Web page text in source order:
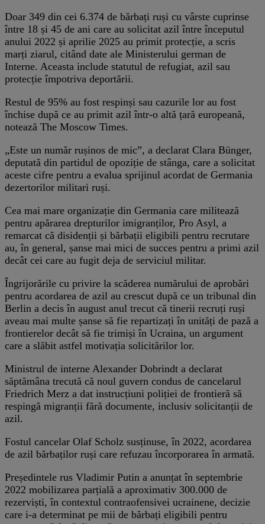
Doar 349 din cei 6.374 de bărbați ruși cu vârste cuprinse
între 18 și 45 de ani care au solicitat azil între începutul
anului 2022 și aprilie 2025 au primit protecție, a scris
marți ziarul, citând date ale Ministerului german de
Interne. Aceasta include statutul de refugiat, azil sau
protecție împotriva deportării.
Restul de 95% au fost respinși sau cazurile lor au fost
închise după ce au primit azil într-o altă țară europeană,
notează The Moscow Times.
„Este un număr rușinos de mic”, a declarat Clara Bünger,
deputată din partidul de opoziție de stânga, care a solicitat
aceste cifre pentru a evalua sprijinul acordat de Germania
dezertorilor militari ruși.
Cea mai mare organizație din Germania care militează
pentru apărarea drepturilor imigranților, Pro Asyl, a
remarcat că disidenții și bărbații eligibili pentru recrutare
au, în general, șanse mai mici de succes pentru a primi azil
decât cei care au fugit deja de serviciul militar.
Îngrijorările cu privire la scăderea numărului de aprobări
pentru acordarea de azil au crescut după ce un tribunal din
Berlin a decis în august anul trecut că tinerii recruți ruși
aveau mai multe șanse să fie repartizați în unități de pază a
frontierelor decât să fie trimiși în Ucraina, un argument
care a slăbit astfel motivația solicitărilor lor.
Ministrul de interne Alexander Dobrindt a declarat
săptămâna trecută că noul guvern condus de cancelarul
Friedrich Merz a dat instrucțiuni poliției de frontieră să
respingă migranții fără documente, inclusiv solicitanții de
azil.
Fostul cancelar Olaf Scholz susținuse, în 2022, acordarea
de azil bărbaților ruși care refuzau încorporarea în armată.
Președintele rus Vladimir Putin a anunțat în septembrie
2022 mobilizarea parțială a aproximativ 300.000 de
rezerviști, în contextul contraofensivei ucrainene, decizie
care i-a determinat pe mii de bărbați eligibili pentru